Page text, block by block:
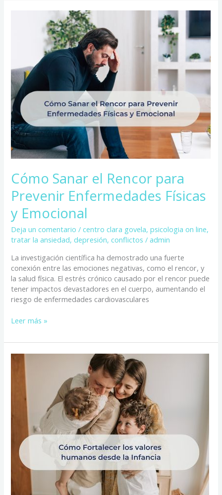
Cómo Sanar el Rencor para
Prevenir Enfermedades Físicas
y Emocional
Deja un comentario /centro clara govela,psicologia on line,
tratar la ansiedad, depresión, conflictos /admin
La investigación científica ha demostrado una fuerte
conexión entre las emociones negativas, como el rencor, y
la salud física. El estrés crónico causado por el rencor puede
tener impactos devastadores en el cuerpo, aumentando el
riesgo de enfermedades cardiovasculares
Prevenir
Enfermedades
Físicas
y
Emocional
Leer más »
Cómo
valores
humanos
desde
Infancia